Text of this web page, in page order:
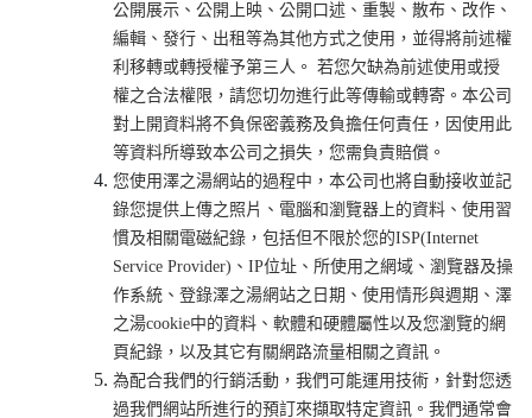
公開展示、公開上映、公開口述、重製、散布、改作、
編輯、發行、出租等為其他方式之使用，並得將前述權
利移轉或轉授權予第三人。 若您欠缺為前述使用或授
權之合法權限，請您切勿進行此等傳輸或轉寄。本公司
對上開資料將不負保密義務及負擔任何責任，因使用此
等資料所導致本公司之損失，您需負責賠償。
您使用澤之湯網站的過程中，本公司也將自動接收並記
錄您提供上傳之照片、電腦和瀏覽器上的資料、使用習
慣及相關電磁紀錄，包括但不限於您的ISP(Internet
Service Provider)、IP位址、所使用之網域、瀏覽器及操
作系統、登錄澤之湯網站之日期、使用情形與週期、澤
之湯cookie中的資料、軟體和硬體屬性以及您瀏覽的網
頁紀錄，以及其它有關網路流量相關之資訊。
為配合我們的行銷活動，我們可能運用技術，針對您透
過我們網站所進行的預訂來擷取特定資訊。我們通常會